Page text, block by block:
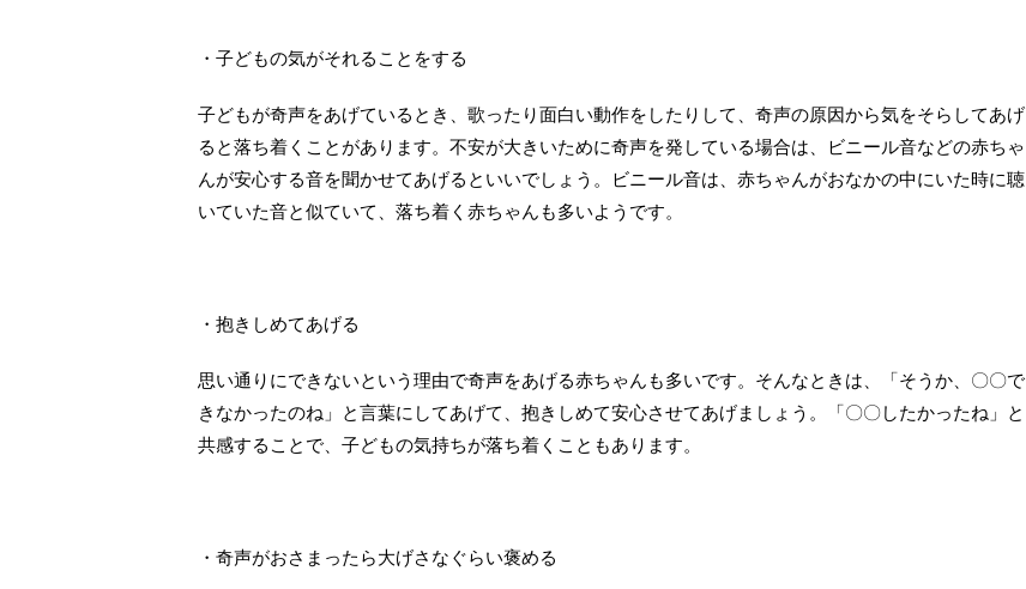
・子どもの気がそれることをする
子どもが奇声をあげているとき、歌ったり面白い動作をしたりして、奇声の原因から気をそらしてあげ
ると落ち着くことがあります。不安が大きいために奇声を発している場合は、ビニール音などの赤ちゃ
んが安心する音を聞かせてあげるといいでしょう。ビニール音は、赤ちゃんがおなかの中にいた時に聴
いていた音と似ていて、落ち着く赤ちゃんも多いようです。
・抱きしめてあげる
思い通りにできないという理由で奇声をあげる赤ちゃんも多いです。そんなときは、「そうか、〇〇で
きなかったのね」と言葉にしてあげて、抱きしめて安心させてあげましょう。「〇〇したかったね」と
共感することで、子どもの気持ちが落ち着くこともあります。
・奇声がおさまったら大げさなぐらい褒める